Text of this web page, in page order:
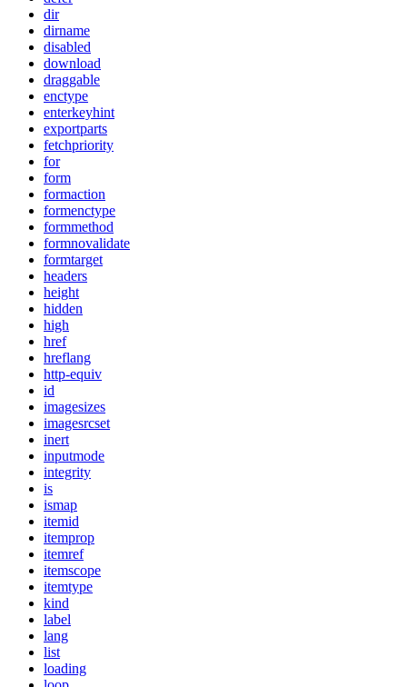
dir
dirname
disabled
download
draggable
enctype
enterkeyhint
exportparts
fetchpriority
for
form
formaction
formenctype
formmethod
formnovalidate
formtarget
headers
height
hidden
high
href
hreflang
http-equiv
id
imagesizes
imagesrcset
inert
inputmode
integrity
is
ismap
itemid
itemprop
itemref
itemscope
itemtype
kind
label
lang
list
loading